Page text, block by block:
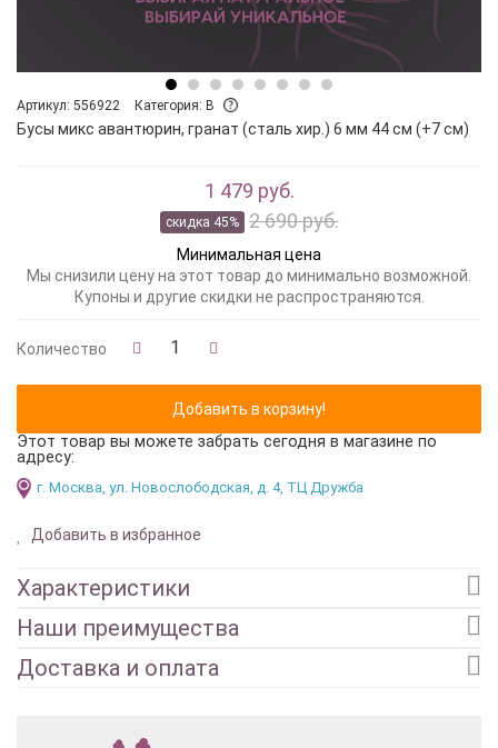
Артикул: 556922 Категория: B
Бусы микс авантюрин, гранат (сталь хир.) 6 мм 44 см (+7 см)
1 479 руб.
скидка 45% 2 690 руб.
Минимальная цена
Мы снизили цену на этот товар до минимально возможной.
Купоны и другие скидки не распространяются.
Количество
Этот товар вы можете забрать сегодня в магазине по
адресу:
г. Москва, ул. Новослободская, д. 4, ТЦ Дружба
Добавить в избранное
Характеристики
Наши преимущества
Доставка и оплата